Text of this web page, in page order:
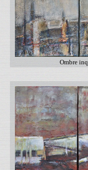
Ombre